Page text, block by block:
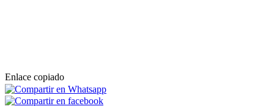
Enlace copiado